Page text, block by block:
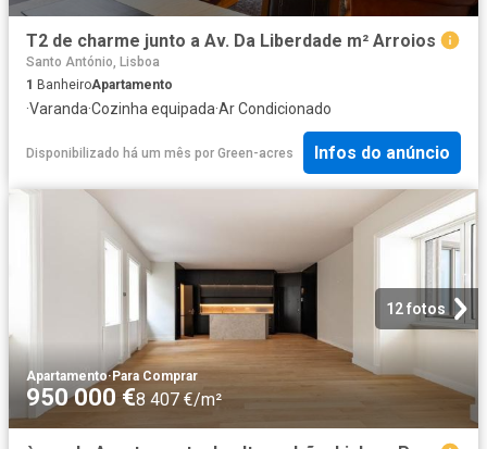
T2 de charme junto a Av. Da Liberdade m² Arroios
Santo António, Lisboa
1 BanheiroApartamento
·Varanda·Cozinha equipada·Ar Condicionado
Disponibilizado há um mês por Green-acres Infos do anúncio
12 fotos
Apartamento· Para Comprar
950 000 €8 407 €/m²